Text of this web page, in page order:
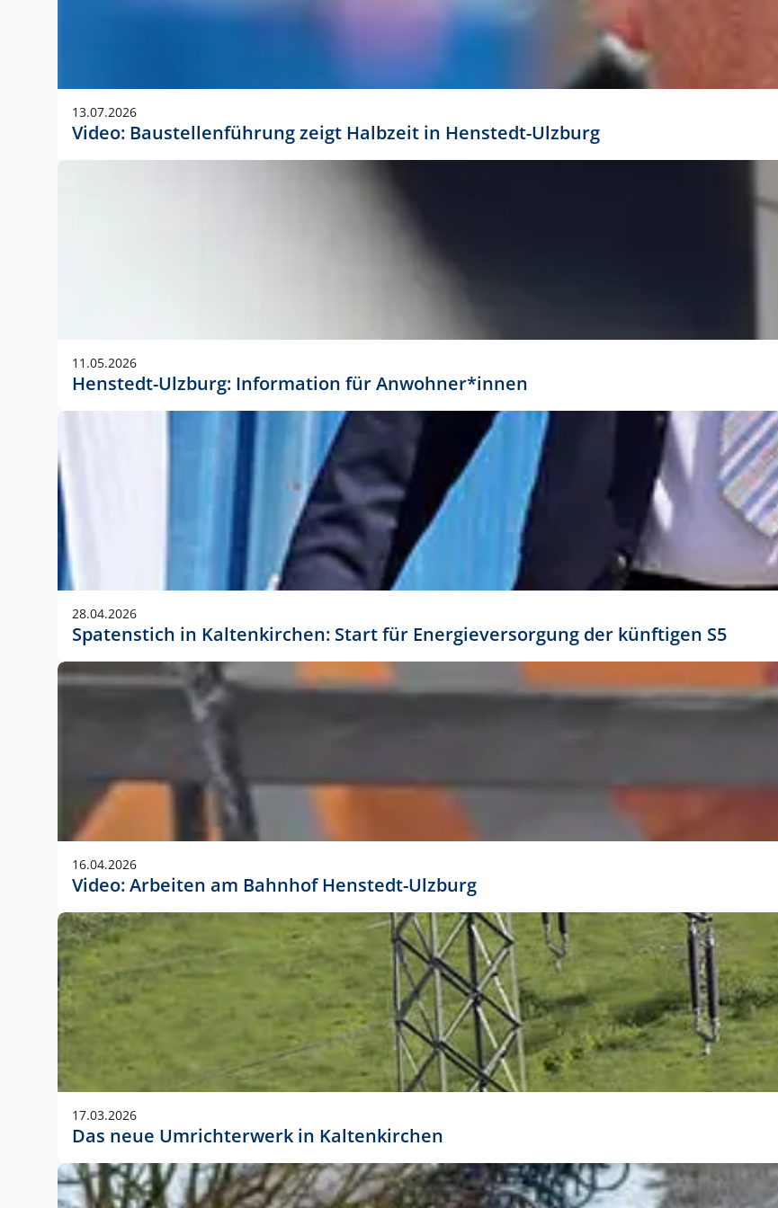
Anwendungsgröße im Layout:
Die Logohöhe beträgt 4 – 10 % der jeweiligen Formathöhe. Daraus ergeben sich für gängige Formate
folgende fest definierte Anwendungsgrößen im Layout:
DIN A3 – 15 mm hoch (5 %)
DIN A1 – 39 mm hoch (5 %)
DIN lang – 10 mm hoch (5 %)
1080 x 1080 px – 78 px hoch (7 %)
In Ausnahmefällen darf das Logo jedoch auch größer oder kleiner gesetzt werden. Dazu bedarf es jedoch
stets der vorherigen Absprache mit der Marketingabteilung.
13.07.2026
Video: Baustellenführung zeigt Halbzeit in Henstedt-Ulzburg
11.05.2026
Henstedt-Ulzburg: Information für Anwohner*innen
28.04.2026
Spatenstich in Kaltenkirchen: Start für Energieversorgung der künftigen S5
16.04.2026
Video: Arbeiten am Bahnhof Henstedt-Ulzburg
17.03.2026
Das neue Umrichterwerk in Kaltenkirchen